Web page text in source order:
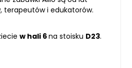
terapeutów i edukatorów.
w hali 6na stoisku D23.